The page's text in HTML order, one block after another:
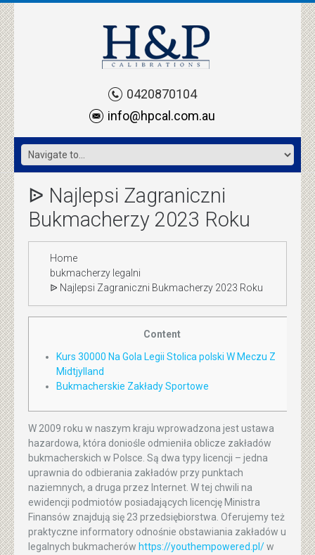
0420870104
info@hpcal.com.au
ᐉ Najlepsi Zagraniczni
Bukmacherzy 2023 Roku
Home
bukmacherzy legalni
ᐉ Najlepsi Zagraniczni Bukmacherzy 2023 Roku
Content
Kurs 30000 Na Gola Legii Stolica polski W Meczu Z
Midtjylland
Bukmacherskie Zakłady Sportowe
W 2009 roku w naszym kraju wprowadzona jest ustawa
hazardowa, która doniośle odmieniła oblicze zakładów
bukmacherskich w Polsce. Są dwa typy licencji – jedna
uprawnia do odbierania zakładów przy punktach
naziemnych, a druga przez Internet. W tej chwili na
ewidencji podmiotów posiadających licencję Ministra
Finansów znajdują się 23 przedsiębiorstwa. Oferujemy też
praktyczne informatory odnośnie obstawiania zakładów u
legalnych bukmacherów https://youthempowered.pl/w